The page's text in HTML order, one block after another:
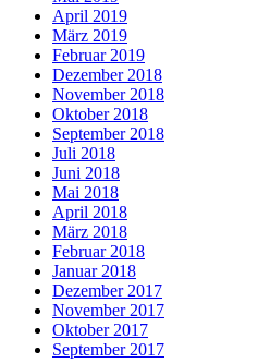
April 2019
März 2019
Februar 2019
Dezember 2018
November 2018
Oktober 2018
September 2018
Juli 2018
Juni 2018
Mai 2018
April 2018
März 2018
Februar 2018
Januar 2018
Dezember 2017
November 2017
Oktober 2017
September 2017